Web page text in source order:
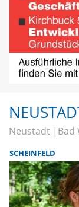
Neustadt Bad
SCHEINFELD